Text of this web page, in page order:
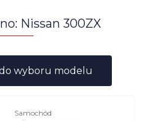
Nissan 300ZX
wyboru modelu
Samochód